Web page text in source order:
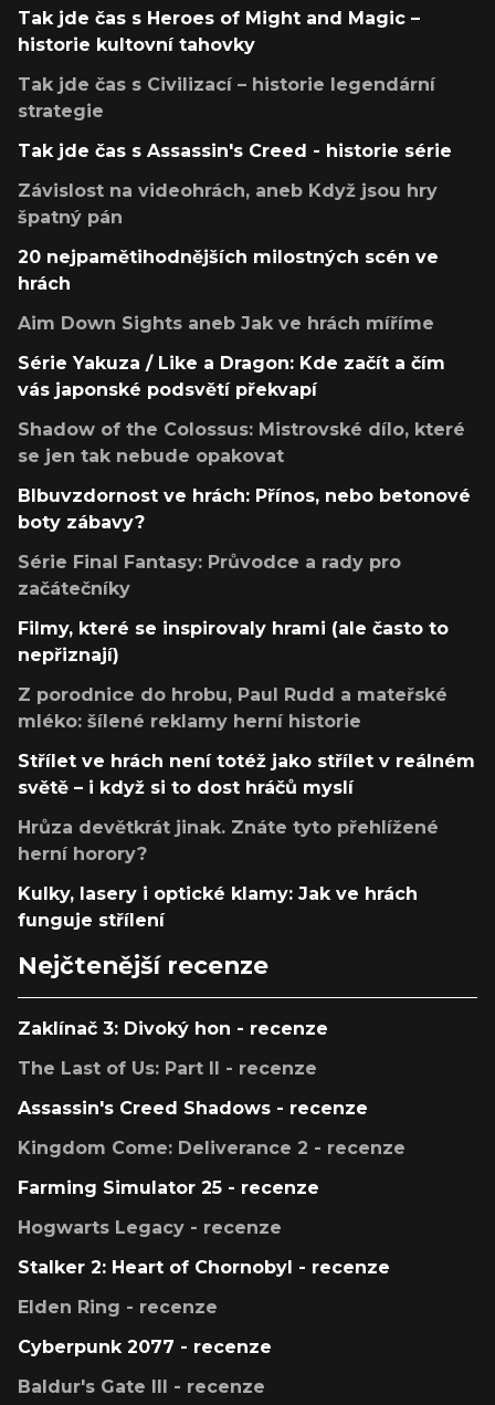
Tak jde čas s Heroes of Might and Magic –
historie kultovní tahovky
Tak jde čas s Civilizací – historie legendární
strategie
Tak jde čas s Assassin's Creed - historie série
Závislost na videohrách, aneb Když jsou hry
špatný pán
20 nejpamětihodnějších milostných scén ve
hrách
Aim Down Sights aneb Jak ve hrách míříme
Série Yakuza / Like a Dragon: Kde začít a čím
vás japonské podsvětí překvapí
Shadow of the Colossus: Mistrovské dílo, které
se jen tak nebude opakovat
Blbuvzdornost ve hrách: Přínos, nebo betonové
boty zábavy?
Série Final Fantasy: Průvodce a rady pro
začátečníky
Filmy, které se inspirovaly hrami (ale často to
nepřiznají)
Z porodnice do hrobu, Paul Rudd a mateřské
mléko: šílené reklamy herní historie
Střílet ve hrách není totéž jako střílet v reálném
světě – i když si to dost hráčů myslí
Hrůza devětkrát jinak. Znáte tyto přehlížené
herní horory?
Kulky, lasery i optické klamy: Jak ve hrách
funguje střílení
Nejčtenější recenze
Zaklínač 3: Divoký hon - recenze
The Last of Us: Part II - recenze
Assassin's Creed Shadows - recenze
Kingdom Come: Deliverance 2 - recenze
Farming Simulator 25 - recenze
Hogwarts Legacy - recenze
Stalker 2: Heart of Chornobyl - recenze
Elden Ring - recenze
Cyberpunk 2077 - recenze
Baldur's Gate III - recenze